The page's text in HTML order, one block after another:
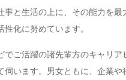
と生活の上に、その能力を最
化に努めています。
ご活躍の諸先輩方のキャリ
伺います。男女ともに、企業